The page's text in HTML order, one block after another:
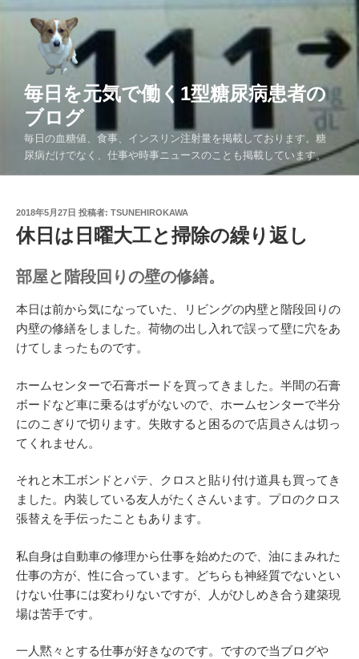
毎日を元気で働く1型糖尿病患者の
ブログ
毎日の血糖値、食事、インスリン注射量を掲載しております。糖
尿病だけでなく、仕事や時事ニュースのことも掲載しています。
投
稿
日:
2018年5月27日 投稿者: TSUNEHIROKAWA
休日は日曜大工と掃除の繰り返し
部屋と階段回りの壁の修繕。
本日は前から気になっていた、リビングの内壁と階段回りの
内壁の修繕をしました。荷物の出し入れで誤って壁に穴をあ
けてしまったものです。
ホームセンターで石膏ボードを買ってきました。半間の石膏
ボードなど車に乗るはずがないので、ホームセンターで半分
にのこぎりで切ります。失敗すると困るので店員さんは切っ
てくれません。
それと木工ボンドとパテ、クロスと貼り付け道具も買ってき
ました。内装している友人がたくさんいます。プロのクロス
張替えを手伝ったこともあります。
私自身は自動車の修理から仕事を始めたので、油にまみれた
仕事の方が、性に合っています。どちらも神経質でないとい
けない仕事には変わりないですが、人がひしめき合う建築現
場は苦手です。
一人黙々とする仕事が好きなのです。ですので当ブログや